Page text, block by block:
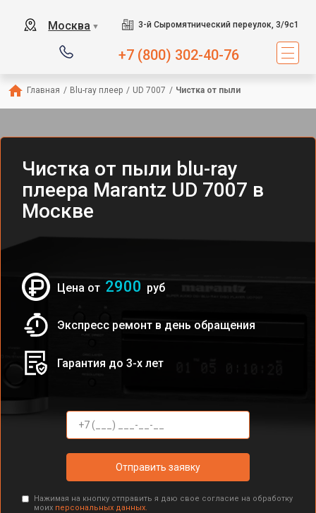
Москва ▼ 3-й Сыромятнический переулок, 3/9с1
+7 (800) 302-40-76
Главная / Blu-ray плеер / UD 7007 / Чистка от пыли
Чистка от пыли blu-ray
плеера Marantz UD 7007 в
Москве
Цена от 2900 руб
Экспресс ремонт в день обращения
Гарантия до 3-х лет
Отправить заявку
Нажимая на кнопку отправить я даю свое согласие на обработку
моих персональных данных.